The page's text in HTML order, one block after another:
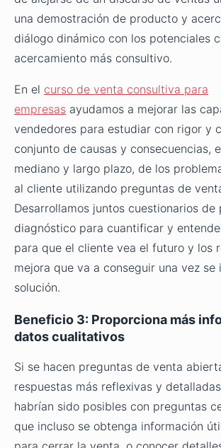
una demostración de producto y
diálogo dinámico con los potenciales
acercamiento más consultivo.
En el curso de venta consultiva para
empresas ayudamos a mejorar las
vendedores para estudiar con rigor y
conjunto de causas y consecuencias,
mediano y largo plazo, de los
al cliente utilizando preguntas de
Desarrollamos juntos cuestionarios de
diagnóstico para cuantificar y
para que el cliente vea el futuro y los
mejora que va a conseguir una vez se
solución.
Beneficio 3: Proporciona más
datos cualitativos
Si se hacen preguntas de venta
respuestas más reflexivas y
habrían sido posibles con preguntas
que incluso se obtenga información